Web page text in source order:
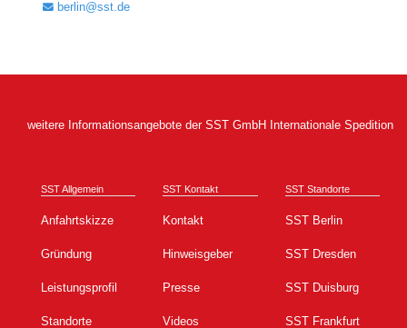
berlin@sst.de
weitere Informationsangebote der SST GmbH Internationale Spedition
SST Allgemein
Anfahrtskizze
Gründung
Leistungsprofil
Standorte
SST Kontakt
Kontakt
Hinweisgeber
Presse
Videos
SST Standorte
SST Berlin
SST Dresden
SST Duisburg
SST Frankfurt